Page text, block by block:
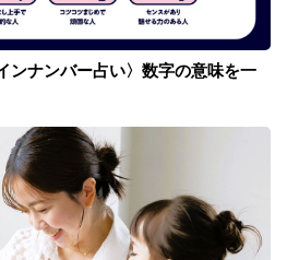
ンナンバー占い〉数字の意味を一